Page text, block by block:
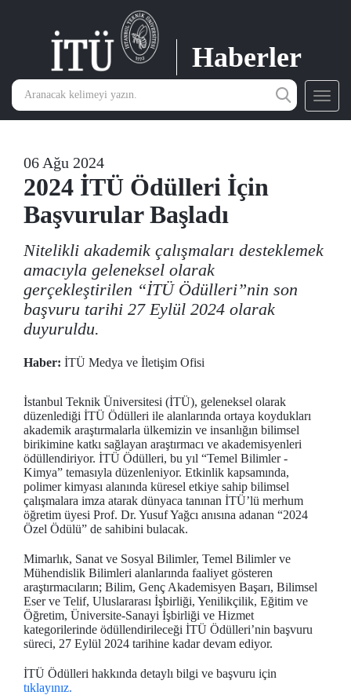
Haberler
06 Ağu 2024
2024 İTÜ Ödülleri İçin
Başvurular Başladı
Nitelikli akademik çalışmaları desteklemek
amacıyla geleneksel olarak
gerçekleştirilen “İTÜ Ödülleri”nin son
başvuru tarihi 27 Eylül 2024 olarak
duyuruldu.
Haber: İTÜ Medya ve İletişim Ofisi
İstanbul Teknik Üniversitesi (İTÜ), geleneksel olarak
düzenlediği İTÜ Ödülleri ile alanlarında ortaya koydukları
akademik araştırmalarla ülkemizin ve insanlığın bilimsel
birikimine katkı sağlayan araştırmacı ve akademisyenleri
ödüllendiriyor. İTÜ Ödülleri, bu yıl “Temel Bilimler -
Kimya” temasıyla düzenleniyor. Etkinlik kapsamında,
polimer kimyası alanında küresel etkiye sahip bilimsel
çalışmalara imza atarak dünyaca tanınan İTÜ’lü merhum
öğretim üyesi Prof. Dr. Yusuf Yağcı anısına adanan “2024
Özel Ödülü” de sahibini bulacak.
Mimarlık, Sanat ve Sosyal Bilimler, Temel Bilimler ve
Mühendislik Bilimleri alanlarında faaliyet gösteren
araştırmacıların; Bilim, Genç Akademisyen Başarı, Bilimsel
Eser ve Telif, Uluslararası İşbirliği, Yenilikçilik, Eğitim ve
Öğretim, Üniversite-Sanayi İşbirliği ve Hizmet
kategorilerinde ödüllendirileceği İTÜ Ödülleri’nin başvuru
süreci, 27 Eylül 2024 tarihine kadar devam ediyor.
İTÜ Ödülleri hakkında detaylı bilgi ve başvuru için
tıklayınız.